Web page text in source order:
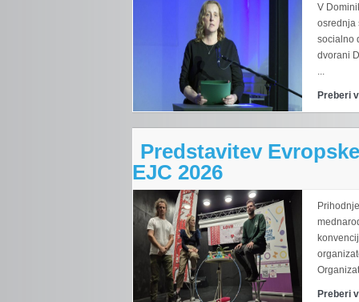
V
osrednja
socialno
dvorani
Preberi
Predstavitev
EJC 2026
Preberi